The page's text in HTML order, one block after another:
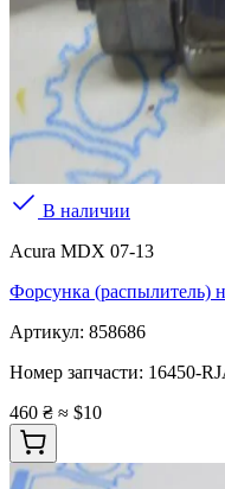
В наличии
Acura MDX 07-13
Форсунка (распылитель)
Артикул: 858686
Номер запчасти: 16450-
460 ₴ ≈ $10